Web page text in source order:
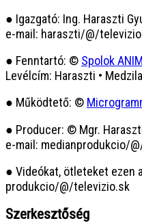
● Igazgató: Ing. Haraszti
e-mail: haraszti/@/
● Fenntartó: © Spolok
Levélcím: Haraszti •
● Működtető: ©
● Producer: © Mgr.
e-mail: medianprodukcio/
● Videókat, ötleteket ezen
produkcio/@/televizio.sk
Szerkesztőség